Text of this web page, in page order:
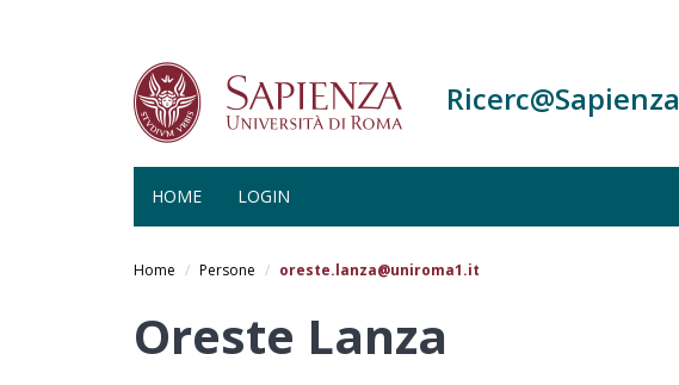
Ricerc@Sapienza
HOME LOGIN
Home Persone oreste.lanza@uniroma1.it
Oreste Lanza